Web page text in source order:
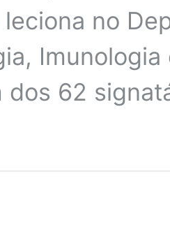
no
dos 62